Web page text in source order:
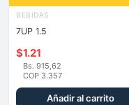
BEBIDAS
7UP 1.5
$1.21
Bs. 915,62
COP 3.357
Añadir al carrito